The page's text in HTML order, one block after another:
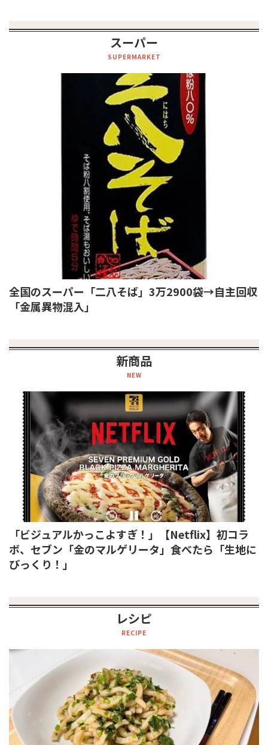
スーパー
SUPERMARKET
全国のスーパー「二八そば」3万2900袋→自主回収
「金属異物混入」
新商品
NEW
「ビジュアルかっこよすぎ！」【Netflix】初コラ
ボ、セブン「金のマルゲリータ」食べたら「生地に
びっくり！」
レシピ
RECIPE